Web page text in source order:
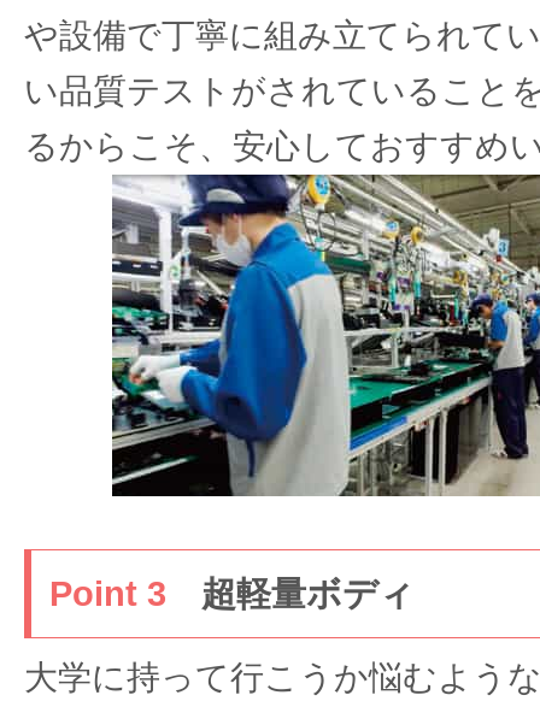
や設備で丁寧に組み立てられて
い品質テストがされていること
るからこそ、安心しておすすめ
Point 3 超軽量ボディ
大学に持って行こうか悩むよう